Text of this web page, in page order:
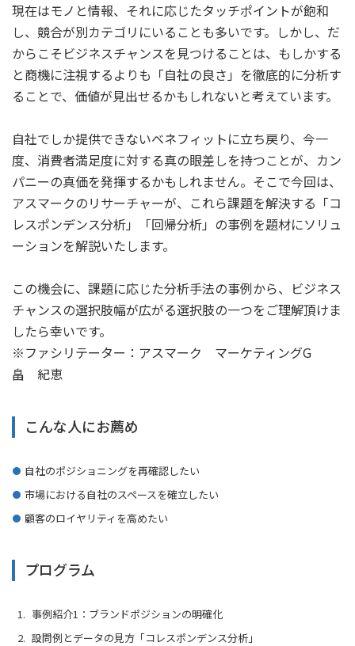
現在はモノと情報、それに応じたタッチポイントが飽和
し、競合が別カテゴリにいることも多いです。しかし、だ
からこそビジネスチャンスを見つけることは、もしかする
と商機に注視するよりも「自社の良さ」を徹底的に分析す
ることで、価値が見出せるかもしれないと考えています。
自社でしか提供できないベネフィットに立ち戻り、今一
度、消費者満足度に対する真の眼差しを持つことが、カン
パニーの真価を発揮するかもしれません。そこで今回は、
アスマークのリサーチャーが、これら課題を解決する「コ
レスポンデンス分析」「回帰分析」の事例を題材にソリュ
ーションを解説いたします。
この機会に、課題に応じた分析手法の事例から、ビジネス
チャンスの選択肢幅が広がる選択肢の一つをご理解頂けま
したら幸いです。
※ファシリテーター：アスマーク マーケティングG
畠 紀恵
こんな人にお薦め
自社のポジショニングを再確認したい
市場における自社のスペースを確立したい
顧客のロイヤリティを高めたい
プログラム
事例紹介1：ブランドポジションの明確化
設問例とデータの見方「コレスポンデンス分析」